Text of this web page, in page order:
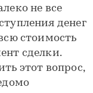
не все
денег
стоимость
сделки.
этот вопрос,